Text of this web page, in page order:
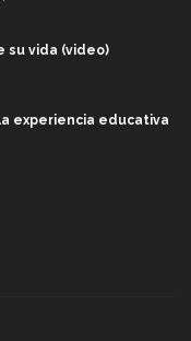
su vida (video)
experiencia educativa